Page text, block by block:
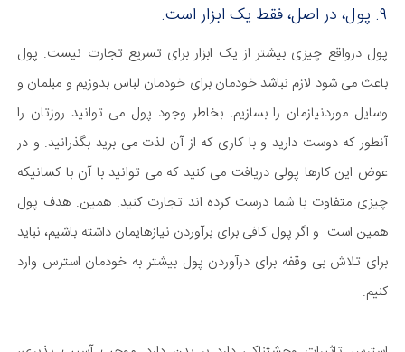
۹. پول، در اصل، فقط یک ابزار است.
پول درواقع چیزی بیشتر از یک ابزار برای تسریع تجارت نیست. پول
باعث می شود لازم نباشد خودمان برای خودمان لباس بدوزیم و مبلمان و
وسایل موردنیازمان را بسازیم. بخاطر وجود پول می توانید روزتان را
آنطور که دوست دارید و با کاری که از آن لذت می برید بگذرانید. و در
عوض این کارها پولی دریافت می کنید که می توانید با آن با کسانیکه
چیزی متفاوت با شما درست کرده اند تجارت کنید. همین. هدف پول
همین است. و اگر پول کافی برای برآوردن نیازهایمان داشته باشیم، نباید
برای تلاش بی وقفه برای درآوردن پول بیشتر به خودمان استرس وارد
کنیم.